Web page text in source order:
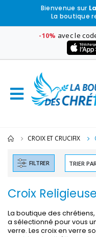
Bienvenue sur
La boutique
-10% avec le
CROIX ET CRUCIFIX
FILTRER
Croix
La boutique des
a sélectionné pour vous
verre. Les croix en verre